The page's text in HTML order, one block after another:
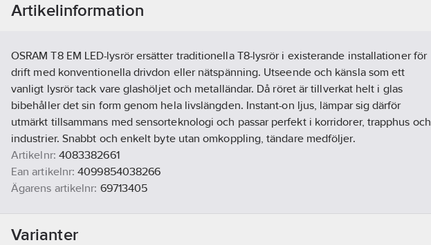
Artikelinformation
OSRAM T8 EM LED-lysrör ersätter traditionella T8-lysrör i existerande installationer för
drift med konventionella drivdon eller nätspänning. Utseende och känsla som ett
vanligt lysrör tack vare glashöljet och metalländar. Då röret är tillverkat helt i glas
bibehåller det sin form genom hela livslängden. Instant-on ljus, lämpar sig därför
utmärkt tillsammans med sensorteknologi och passar perfekt i korridorer, trapphus och
industrier. Snabbt och enkelt byte utan omkoppling, tändare medföljer.
Artikelnr: 4083382661
Ean artikelnr: 4099854038266
Ägarens artikelnr: 69713405
Varianter